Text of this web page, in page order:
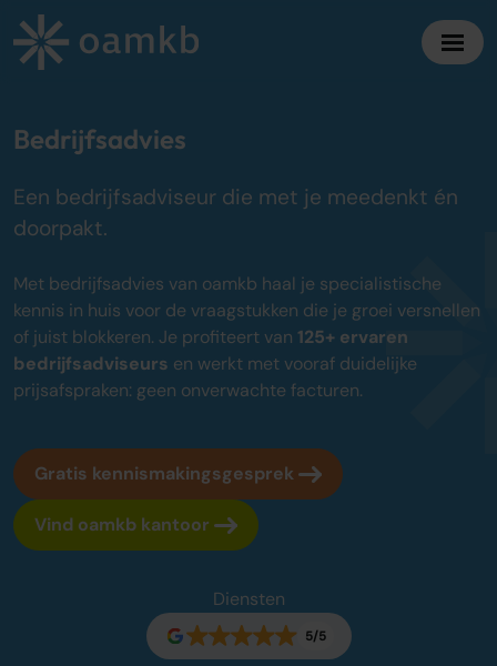
Bedrijfsadvies
Een bedrijfsadviseur die met je meedenkt én
doorpakt.
Met bedrijfsadvies van oamkb haal je specialistische
kennis in huis voor de vraagstukken die je groei versnellen
of juist blokkeren. Je profiteert van 125+ ervaren
bedrijfsadviseurs en werkt met vooraf duidelijke
prijsafspraken: geen onverwachte facturen.
Gratis kennismakingsgesprek
Vind oamkb kantoor
Diensten
5/5
Online Administratie
Altijd inzicht, vaste maandprijs
Belastingadvies
Maximaal fiscaal voordeel ondernemers
Accountancy
Zekerheid bij jaarrekening en cijfers
Over oamkb
Over ons
Onze tarieven
Adviescentrum